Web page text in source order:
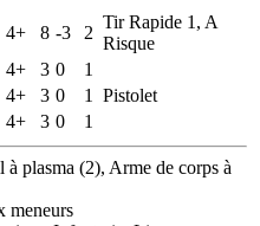
4+ 8 -3 2
Tir Rapide 1, A
Risque
4+ 3 0
1
4+ 3 0 1
Pistolet
4+ 3 0 1
plasma (2), Arme de corps à
meneurs